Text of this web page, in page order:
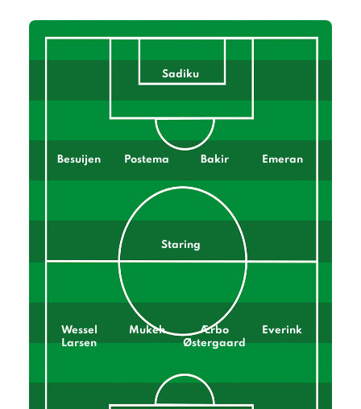
Sadiku
Besuijen Postema Bakir Emeran
Staring
Wessel
Larsen
Mukeh
Ærbo
Østergaard
Everink